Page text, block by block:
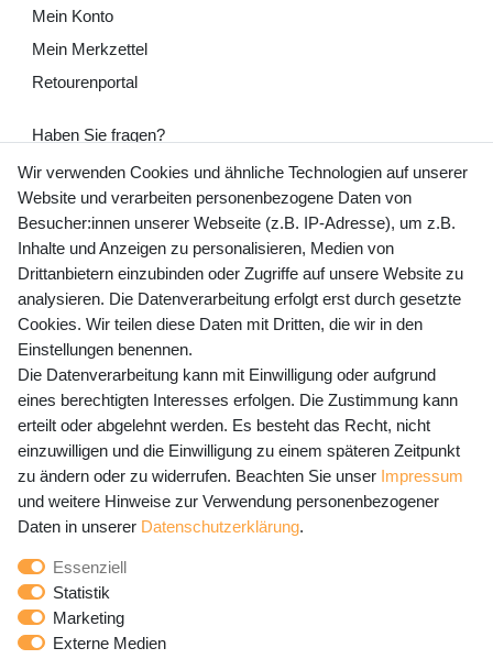
Mein Konto
Mein Merkzettel
Retourenportal
Haben Sie fragen?
+49 (0) 35243 460 400
Mo-Fr 9-15 Uhr
shop@banjado.com
Preisangaben inkl. gesetzl. MwSt. und zzgl. Service- und
Versandkosten
Newsletter Anmeldung - Keine Angebote
mehr verpassen!
E-MAIL **
Newsletter
Honig
Hiermit bestätige ich, dass ich die
gelesen habe. Meine Einwilligung kann ich jederzeit
widerrufen.**
Wir verwenden Cookies und ähnliche Technologien auf unserer
Website und verarbeiten personenbezogene Daten von
Besucher:innen unserer Webseite (z.B. IP-Adresse), um z.B.
Inhalte und Anzeigen zu personalisieren, Medien von
Drittanbietern einzubinden oder Zugriffe auf unsere Website zu
analysieren. Die Datenverarbeitung erfolgt erst durch gesetzte
Cookies. Wir teilen diese Daten mit Dritten, die wir in den
Einstellungen benennen.
Die Datenverarbeitung kann mit Einwilligung oder aufgrund
eines berechtigten Interesses erfolgen. Die Zustimmung kann
erteilt oder abgelehnt werden. Es besteht das Recht, nicht
einzuwilligen und die Einwilligung zu einem späteren Zeitpunkt
zu ändern oder zu widerrufen. Beachten Sie unser Impressum
und weitere Hinweise zur Verwendung personenbezogener
Daten in unserer Daten­schutz­erklärung.
Essenziell
Statistik
Marketing
Externe Medien